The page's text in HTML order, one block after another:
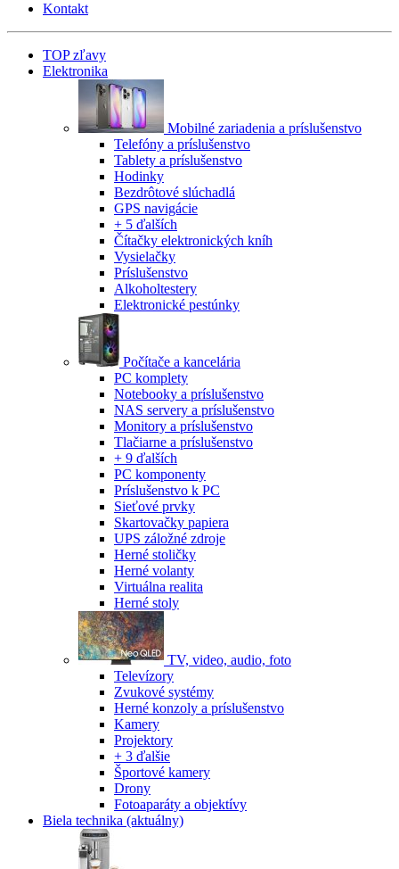
Kontakt
TOP zľavy
Elektronika
Mobilné zariadenia a príslušenstvo
Telefóny a príslušenstvo
Tablety a príslušenstvo
Hodinky
Bezdrôtové slúchadlá
GPS navigácie
+ 5 ďalších
Čítačky elektronických kníh
Vysielačky
Príslušenstvo
Alkoholtestery
Elektronické pestúnky
Počítače a kancelária
PC komplety
Notebooky a príslušenstvo
NAS servery a príslušenstvo
Monitory a príslušenstvo
Tlačiarne a príslušenstvo
+ 9 ďalších
PC komponenty
Príslušenstvo k PC
Sieťové prvky
Skartovačky papiera
UPS záložné zdroje
Herné stoličky
Herné volanty
Virtuálna realita
Herné stoly
TV, video, audio, foto
Televízory
Zvukové systémy
Herné konzoly a príslušenstvo
Kamery
Projektory
+ 3 ďalšie
Športové kamery
Drony
Fotoaparáty a objektívy
Biela technika (aktuálny)